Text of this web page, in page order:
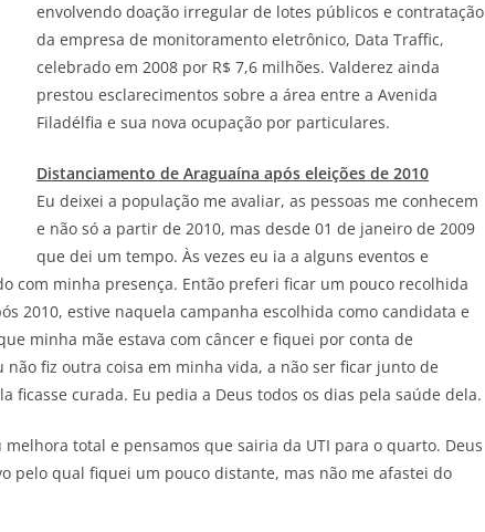
envolvendo doação irregular de lotes públicos e contratação
da empresa de monitoramento eletrônico, Data Traffic,
celebrado em 2008 por R$ 7,6 milhões. Valderez ainda
prestou esclarecimentos sobre a área entre a Avenida
Filadélfia e sua nova ocupação por particulares.
Distanciamento de Araguaína após eleições de 2010
Eu deixei a população me avaliar, as pessoas me conhecem
e não só a partir de 2010, mas desde 01 de janeiro de 2009
que dei um tempo. Às vezes eu ia a alguns eventos e
com minha presença. Então preferi ficar um pouco recolhida
2010, estive naquela campanha escolhida como candidata e
minha mãe estava com câncer e fiquei por conta de
fiz outra coisa em minha vida, a não ser ficar junto de
ficasse curada. Eu pedia a Deus todos os dias pela saúde dela.
total e pensamos que sairia da UTI para o quarto. Deus
pelo qual fiquei um pouco distante, mas não me afastei do